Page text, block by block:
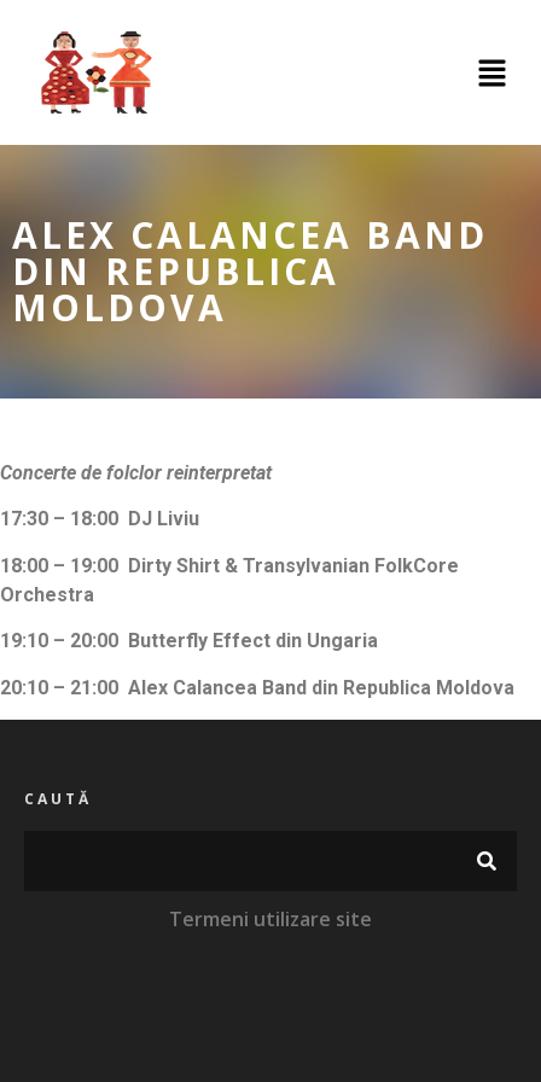
ALEX CALANCEA BAND
DIN REPUBLICA
MOLDOVA
Concerte de folclor reinterpretat
17:30 – 18:00 DJ Liviu
18:00 – 19:00 Dirty Shirt & Transylvanian FolkCore
Orchestra
19:10 – 20:00 Butterfly Effect din Ungaria
20:10 – 21:00 Alex Calancea Band din Republica Moldova
CAUTĂ
Termeni utilizare site